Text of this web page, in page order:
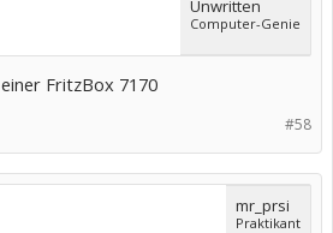
Unwritten
Computer-Genie
FritzBox 7170
#58
mr_prsi
Praktikant